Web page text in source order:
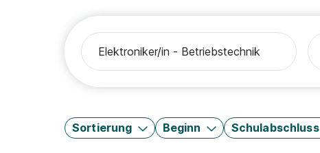
Sortierung Beginn Schulabschluss